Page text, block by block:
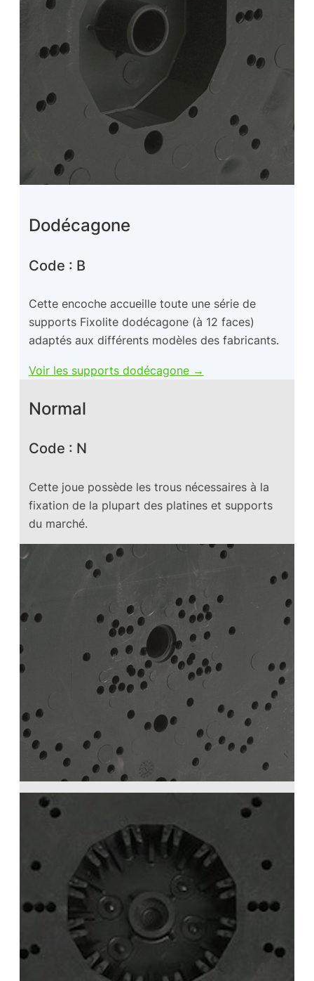
Dodécagone
Code : B
Cette encoche accueille toute une série de
supports Fixolite dodécagone (à 12 faces)
adaptés aux différents modèles des fabricants.
Voir les supports dodécagone →
Normal
Code : N
Cette joue possède les trous nécessaires à la
fixation de la plupart des platines et supports
du marché.